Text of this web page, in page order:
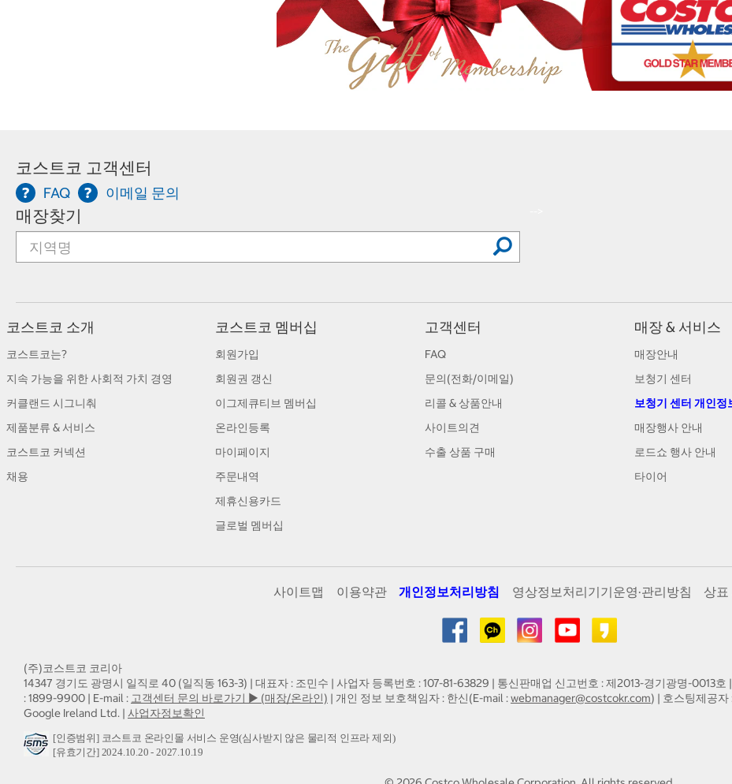
코스트코 고객센터
FAQ 이메일 문의
매장찾기
코스트코 소개
코스트코는?
지속 가능을 위한 사회적 가치 경영
커클랜드 시그니춰
제품분류 & 서비스
코스트코 커넥션
채용
코스트코 멤버십
회원가입
회원권 갱신
이그제큐티브 멤버십
온라인등록
마이페이지
주문내역
제휴신용카드
글로벌 멤버십
고객센터
FAQ
문의(전화/이메일)
리콜 & 상품안내
사이트의견
수출 상품 구매
매장 & 서비스
매장안내
보청기 센터
보청기 센터 개인정
매장행사 안내
로드쇼 행사 안내
타이어
사이트맵 이용약관 개인정보처리방침 영상정보처리기기운영·관리방침 상표
(주)코스트코 코리아
14347 경기도 광명시 일직로 40 (일직동 163-3) | 대표자 : 조민수 | 사업자 등록번호 : 107-81-63829 | 통신판매업 신고번호 : 제2013-경기광명-0013호
: 1899-9900 | E-mail : 고객센터 문의 바로가기 ▶ (매장/온라인) | 개인 정보 보호책임자 : 한신(E-mail :webmanager@costcokr.com) | 호스팅제공자
Google Ireland Ltd. | 사업자정보확인
[인증범위] 코스트코 온라인몰 서비스 운영(심사받지 않은 물리적 인프라 제외)
[유효기간] 2024.10.20 - 2027.10.19